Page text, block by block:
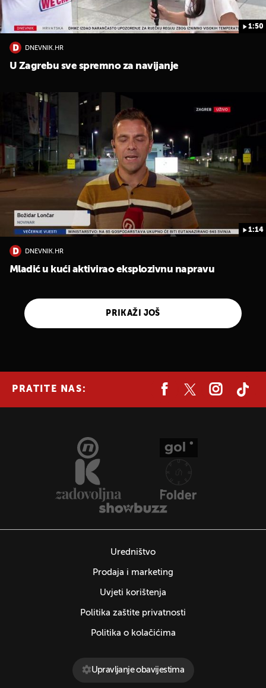
1:50
DNEVNIK.HR
U Zagrebu sve spremno za navijanje
1:14
DNEVNIK.HR
Mladić u kući aktivirao eksplozivnu napravu
PRIKAŽI JOŠ
PRATITE NAS:
Uredništvo
Prodaja i marketing
Uvjeti korištenja
Politika zaštite privatnosti
Politika o kolačićima
Upravljanje obavijestima